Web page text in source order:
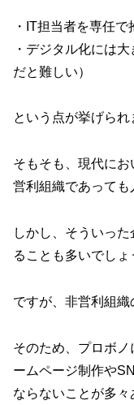
・IT担当者を専任
・デジタル化には
だと難しい）
という点が挙げられ
そもそも、現代に
営利組織であっても
しかし、そういっ
ることも多いでしょ
ですが、非営利組織
そのため、プロボ
ームページ制作や
ならないことが多々